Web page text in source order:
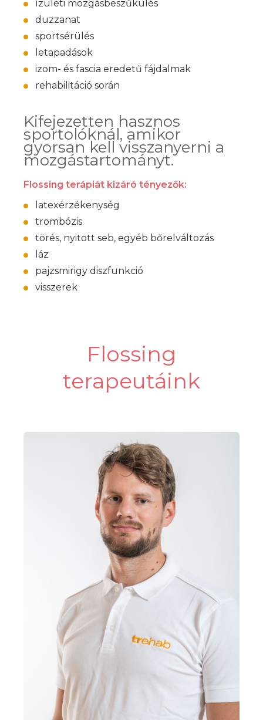
ízületi mozgásbeszűkülés
duzzanat
sportsérülés
letapadások
izom- és fascia eredetű fájdalmak
rehabilitáció során
Kifejezetten hasznos
sportolóknál, amikor
gyorsan kell visszanyerni a
mozgástartományt.
Flossing terápiát kizáró tényezők:
latexérzékenység
trombózis
törés, nyitott seb, egyéb bőrelváltozás
láz
pajzsmirigy diszfunkció
visszerek
Flossing
terapeutáink